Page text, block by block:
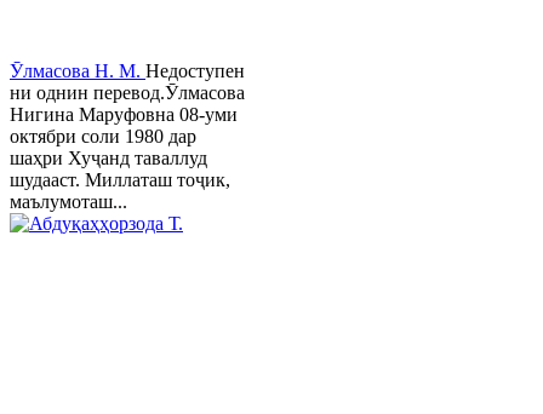
Ӯлмасова Н. М. Недоступен
ни однин перевод.Ӯлмасова
Нигина Маруфовна 08-уми
октябри соли 1980 дар
шаҳри Хуҷанд таваллуд
шудааст. Миллаташ тоҷик,
маълумоташ...